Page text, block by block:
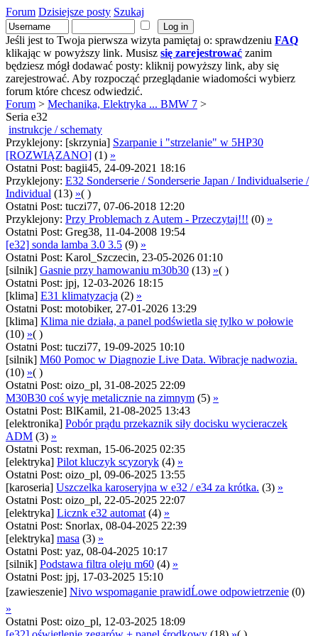
Forum Dzisiejsze posty Szukaj
Jeśli jest to Twoja pierwsza wizyta pamiętaj o: sprawdzeniu FAQ
klikając w powyższy link. Musisz się zarejestrować zanim
będziesz mógł dodawać posty: kliknij powyższy link, aby się
zarejestrować. Aby rozpocząć przeglądanie wiadomości wybierz
forum które chcesz odwiedzić.
Forum > Mechanika, Elektryka ... BMW 7 >
Seria e32
instrukcje / schematy
Przyklejony: [skrzynia] Szarpanie i "strzelanie" w 5HP30
[ROZWIĄZANO] (1) »
Ostatni Post: bagii45, 24-09-2021 18:16
Przyklejony: E32 Sonderserie / Sonderserie Japan / Individualserie /
Individual (13) »( )
Ostatni Post: tuczi77, 07-06-2018 12:20
Przyklejony: Przy Problemach z Autem - Przeczytaj!!! (0) »
Ostatni Post: Greg38, 11-04-2008 19:54
[e32] sonda lamba 3.0 3.5 (9) »
Ostatni Post: Karol_Szczecin, 23-05-2026 01:10
[silnik] Gasnie przy hamowaniu m30b30 (13) »( )
Ostatni Post: jpj, 12-03-2026 18:15
[klima] E31 klimatyzacja (2) »
Ostatni Post: motobiker, 27-01-2026 13:29
[klima] Klima nie działa, a panel podświetla się tylko w połowie
(10) »( )
Ostatni Post: tuczi77, 19-09-2025 10:10
[silnik] M60 Pomoc w Diagnozie Live Data. Wibracje nadwozia.
(10) »( )
Ostatni Post: oizo_pl, 31-08-2025 22:09
M30B30 coś wyje metalicznie na zimnym (5) »
Ostatni Post: BlKamil, 21-08-2025 13:43
[elektronika] Pobór prądu przekaznik siły docisku wycieraczek
ADM (3) »
Ostatni Post: rexman, 15-06-2025 02:35
[elektryka] Pilot kluczyk scyzoryk (4) »
Ostatni Post: oizo_pl, 09-06-2025 13:55
[karoseria] Uszczelka karoseryjna w e32 / e34 za krótka. (3) »
Ostatni Post: oizo_pl, 22-05-2025 22:07
[elektryka] Licznk e32 automat (4) »
Ostatni Post: Snorlax, 08-04-2025 22:39
[elektryka] masa (3) »
Ostatni Post: yaz, 08-04-2025 10:17
[silnik] Podstawa filtra oleju m60 (4) »
Ostatni Post: jpj, 17-03-2025 15:10
[zawieszenie] Nivo wspomaganie prawidĹowe odpowietrzenie (0)
»
Ostatni Post: oizo_pl, 12-03-2025 18:09